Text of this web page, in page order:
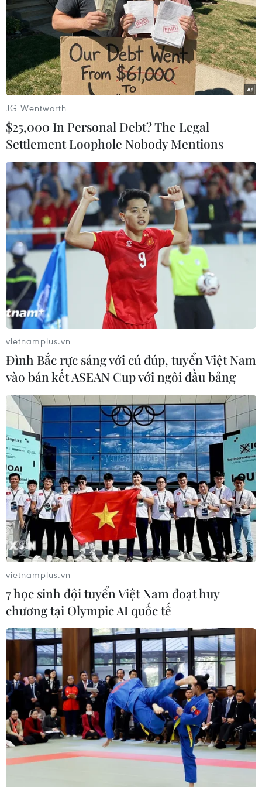
Australia, Ecuador cảnh báo sóng thần
sau vụ núi lửa ở Tonga phun trào
16/01/2022 03:44
Sau khi núi lửa ngầm tại Tonga phun trào làm xáo trộn
những hoạt động trong lòng đại dương, Australia và
Ecuador cùng đưa ra cảnh báo nguy cơ xảy ra sóng
thần.
Núi lửa Tonga tiếp tục phun trào, xuất
hiện những cơn sóng lớn
17/01/2022 01:13
Núi lửa ở đảo Hunga Ha'apai của đảo quốc Tonga
nằm cách Nukualofa 65km về phía Bắc, đã phun trào
liên tục tạo ra cột tro bụi cao hơn từ 5-20km so với mực
nước biển.
JG Wentworth
$25,000 In Personal Debt? The Legal
Settlement Loophole Nobody Mentions
vietnamplus.vn
Đình Bắc rực sáng với cú đúp, tuyển Việt Nam
vào bán kết ASEAN Cup với ngôi đầu bảng
vietnamplus.vn
7 học sinh đội tuyển Việt Nam đoạt huy
chương tại Olympic AI quốc tế